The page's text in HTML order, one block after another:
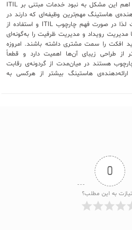
هاستینگ مهم‌ترین وظیفه‌ای که دارند در
دسترس‌پذیری خدمات است لذا در صورت فهم چارچوب ITIL و استفاده از
تا مدیریت رویداد و مدیریت ظرفیت را به‌گونه‌ای
افکت را سمت مشتری داشته باشند. امروزه
از طراحی زیبای آن‌ها اهمیت دارد و قطعاً
هستند در میان‌مدت از گردونه‌ی رقابت
هاستینگ بیشتر از هرکسی به
0
به این مطلب؟